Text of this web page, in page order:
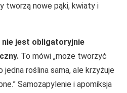
tworzą nowe pąki, kwiaty i
nie jest obligatoryjnie
To mówi „może tworzyć
roślina sama, ale krzyżuje
Samozapylenie i apomiksja